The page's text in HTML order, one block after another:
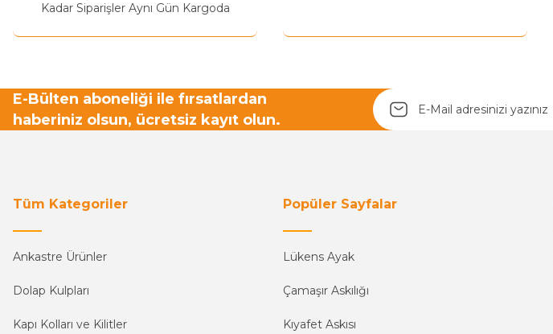
Kadar Siparişler Aynı Gün Kargoda
E-Bülten aboneliği ile fırsatlardan
haberiniz olsun, ücretsiz kayıt olun.
Tüm Kategoriler
Ankastre Ürünler
Dolap Kulpları
Kapı Kolları ve Kilitler
Popüler Sayfalar
Lükens Ayak
Çamaşır Askılığı
Kıyafet Askısı